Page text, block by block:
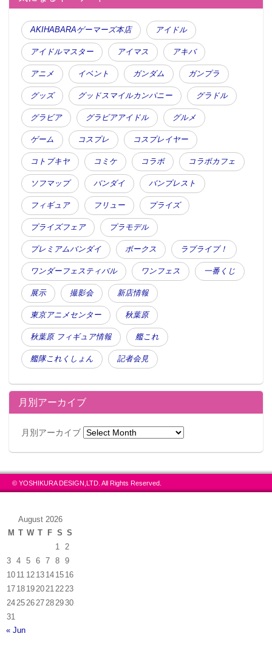
AKIHABARAゲーマーズ本店 アイドル
アイドルマスター アイマス アキバ
アニメ イベント ガンダム ガンプラ
グッズ グッドスマイルカンパニー グラドル
グラビア グラビアアイドル グルメ
ゲーム コスプレ コスプレイヤー
コトブキヤ コミケ コラボ コラボカフェ
ソフマップ バンダイ バンプレスト
フィギュア フリュー プライズ
プライズフェア プラモデル
プレミアムバンダイ ボークス ラブライブ！
ワンダーフェスティバル ワンフェス 一番くじ
展示 撮影会 新店情報
東京アニメセンター 秋葉原
秋葉原 フィギュア情報 艦これ
艦隊これくしょん 記者会見
月別アーカイブ
月別アーカイブ
© YOSHIKURA DESIGN,LTD. All Rights Reserved.
August 2026
M T W T F S S
1
2
3
4 5 6 7 8
9
10 11 12 13 14 15 16
17 18 1920212223
24252627282930
31
« Jun